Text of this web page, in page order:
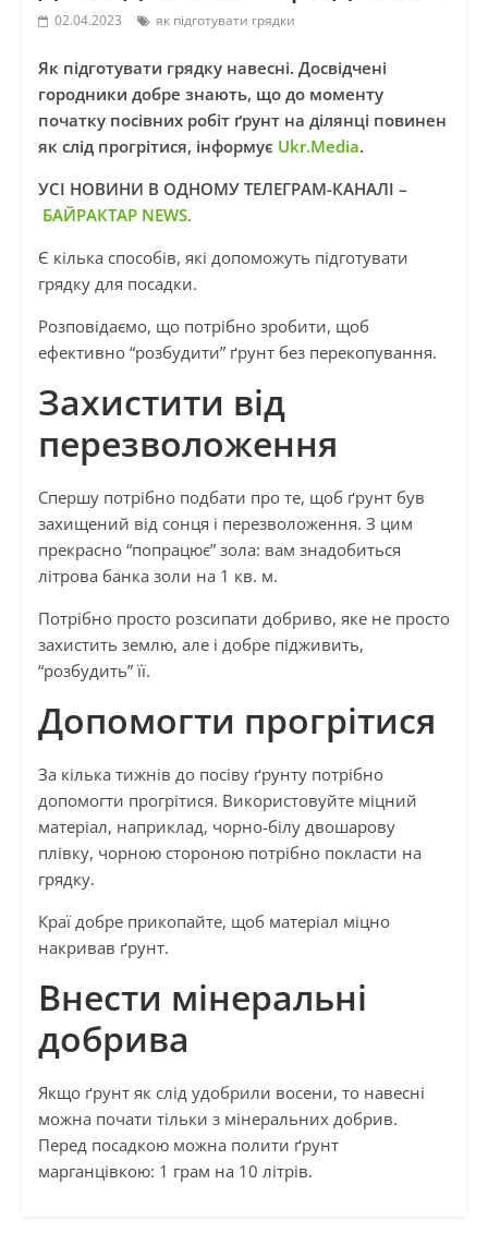
02.04.2023 як підготувати грядки
Як підготувати грядку навесні. Досвідчені
городники добре знають, що до моменту
початку посівних робіт ґрунт на ділянці повинен
як слід прогрітися, інформує Ukr.Media.
УСІ НОВИНИ В ОДНОМУ ТЕЛЕГРАМ-КАНАЛІ –
БАЙРАКТАР NEWS.
Є кілька способів, які допоможуть підготувати
грядку для посадки.
Розповідаємо, що потрібно зробити, щоб
ефективно “розбудити” ґрунт без перекопування.
Захистити від
перезволоження
Спершу потрібно подбати про те, щоб ґрунт був
захищений від сонця і перезволоження. З цим
прекрасно “попрацює” зола: вам знадобиться
літрова банка золи на 1 кв. м.
Потрібно просто розсипати добриво, яке не просто
захистить землю, але і добре підживить,
“розбудить” її.
Допомогти прогрітися
За кілька тижнів до посіву ґрунту потрібно
допомогти прогрітися. Використовуйте міцний
матеріал, наприклад, чорно-білу двошарову
плівку, чорною стороною потрібно покласти на
грядку.
Краї добре прикопайте, щоб матеріал міцно
накривав ґрунт.
Внести мінеральні
добрива
Якщо ґрунт як слід удобрили восени, то навесні
можна почати тільки з мінеральних добрив.
Перед посадкою можна полити ґрунт
марганцівкою: 1 грам на 10 літрів.